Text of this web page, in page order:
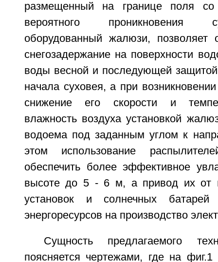
размещенный на границе поля со
вероятного проникновения
оборудованный жалюзи, позволяет
снегозадержание на поверхности
воды весной и последующей
начала суховея, а при
снижение его скорости и
влажность воздуха установкой
водоема под заданным углом к
этом использование
обеспечить более эффективное
высоте до 5 - 6 м, а привод их от
установок и солнечных батарей
энергоресурсов на производство
Сущность предлагаемого
поясняется чертежами, где на